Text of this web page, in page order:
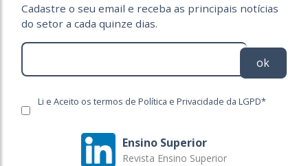
Cadastre o seu email e receba as principais notícias
do setor a cada quinze dias.
ok
Li e Aceito os termos de Política e Privacidade da LGPD*
Ensino Superior
Revista Ensino Superior